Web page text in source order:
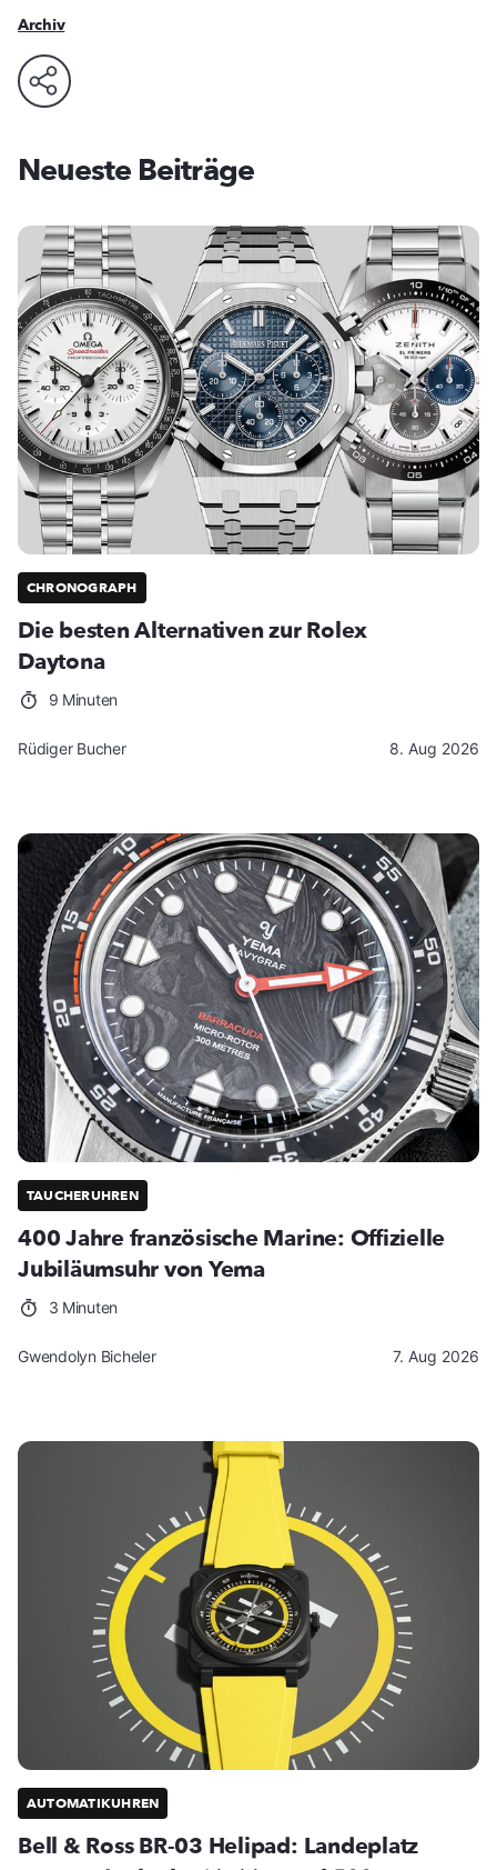
Archiv
Neueste Beiträge
CHRONOGRAPH
Die besten Alternativen zur Rolex
Daytona
9 Minuten
Rüdiger Bucher 8. Aug 2026
TAUCHERUHREN
400 Jahre französische Marine: Offizielle
Jubiläumsuhr von Yema
3 Minuten
Gwendolyn Bicheler 7. Aug 2026
AUTOMATIKUHREN
Bell & Ross BR-03 Helipad: Landeplatz